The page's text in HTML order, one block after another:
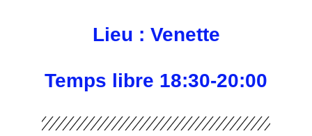
Lieu : Venette
Temps libre 18:30-20:00